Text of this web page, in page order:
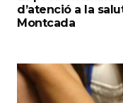
d’atenció a la
Montcada